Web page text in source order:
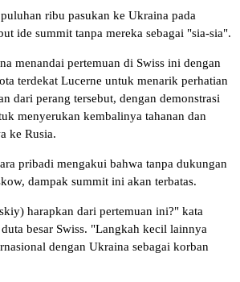
ribu pasukan ke Ukraina pada
ide summit tanpa mereka sebagai "sia-sia".
menandai pertemuan di Swiss ini dengan
terdekat Lucerne untuk menarik perhatian
dari perang tersebut, dengan demonstrasi
menyerukan kembalinya tahanan dan
ke Rusia.
pribadi mengakui bahwa tanpa dukungan
dampak summit ini akan terbatas.
harapkan dari pertemuan ini?" kata
besar Swiss. "Langkah kecil lainnya
dengan Ukraina sebagai korban